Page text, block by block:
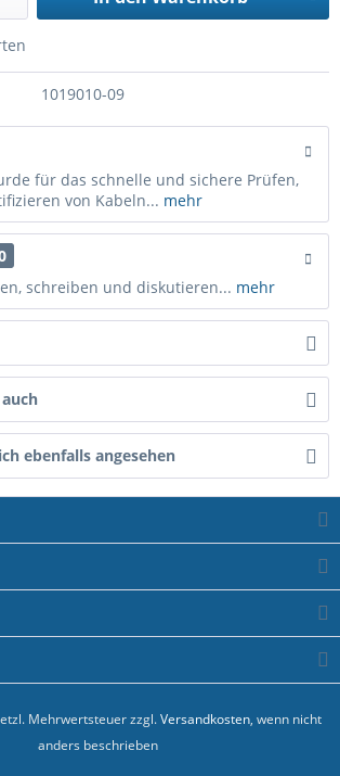
1019010-09
für das schnelle und sichere Prüfen,
von Kabeln... mehr
schreiben und diskutieren... mehr
ebenfalls angesehen
Mehrwertsteuer zzgl.Versandkosten, wenn nicht
anders beschrieben